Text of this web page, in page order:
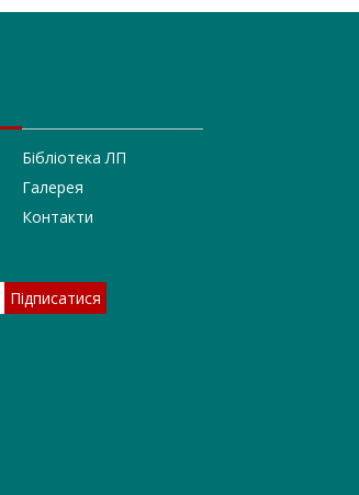
Бібліотека ЛП
Галерея
Контакти